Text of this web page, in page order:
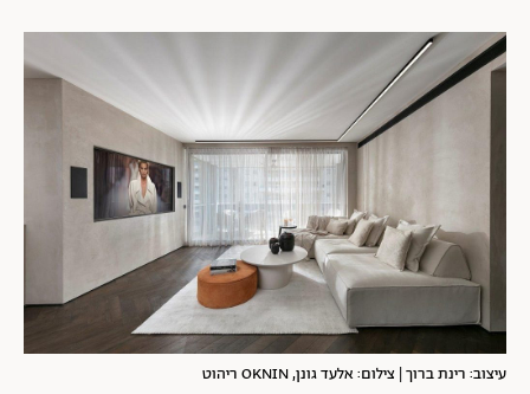
עיצוב: רינת ברוך | צילום: אלעד גונן, OKNIN ריהוט